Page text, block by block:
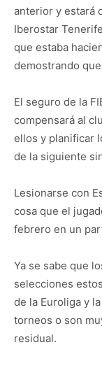
anterior y estará
Iberostar
que estaba
demostrando
El seguro de la
compensará al
ellos y planificar
de la siguiente
Lesionarse con
cosa que el
febrero en un
Ya se sabe que
selecciones
de la Euroliga y
torneos o son
residual.